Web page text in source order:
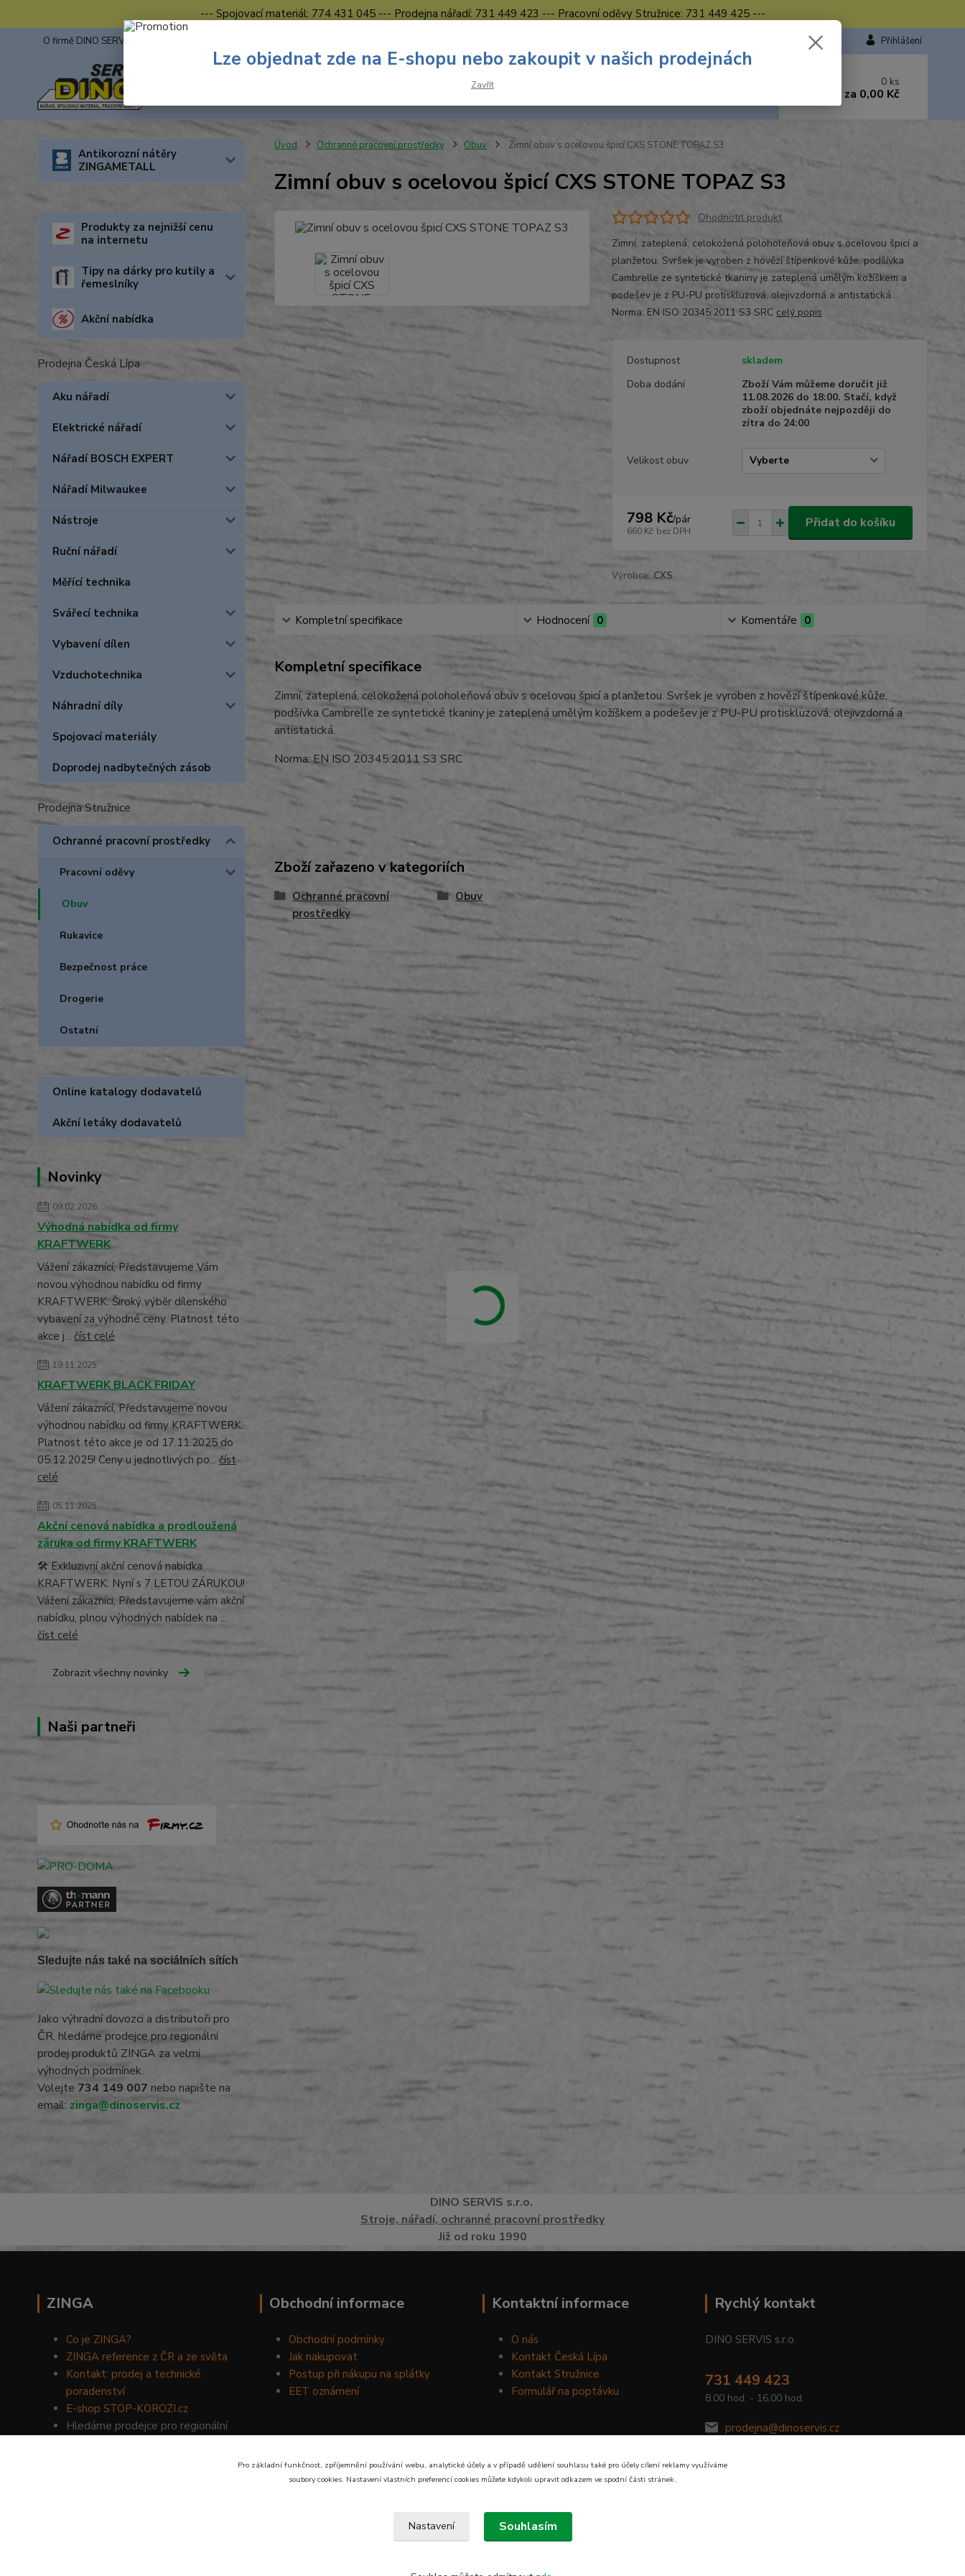
--- Spojovací materiál: 774 431 045 --- Prodejna nářadí: 731 449 423 --- Pracovní oděvy Stružnice: 731 449 425 ---
O firmě DINO SERVIS s.r.o. Přihlášení
Hledat
Nevíte si rady? Zavolejte.
0 ks
za 0,00 Kč
Antikorozní nátěry
ZINGAMETALL
Produkty za nejnižší cenu
na internetu
Tipy na dárky pro kutily a
řemeslníky
Akční nabídka
Prodejna Česká Lípa
Aku nářadí
Elektrické nářadí
Nářadí BOSCH EXPERT
Nářadí Milwaukee
Nástroje
Ruční nářadí
Měřící technika
Svářecí technika
Vybavení dílen
Vzduchotechnika
Náhradní díly
Spojovací materiály
Doprodej nadbytečných zásob
Prodejna Stružnice
Ochranné pracovní prostředky
Pracovní oděvy
Obuv
Rukavice
Bezpečnost práce
Drogerie
Ostatní
Online katalogy dodavatelů
Akční letáky dodavatelů
Novinky
09.02.2026
Výhodná nabídka od firmy
KRAFTWERK
Vážení zákaznící, Představujeme Vám
novou výhodnou nabídku od firmy
KRAFTWERK. Široký výběr dílenského
vybavení za výhodné ceny. Platnost této
akce j... číst celé
19.11.2025
KRAFTWERK BLACK FRIDAY
Vážení zákaznící, Představujeme novou
výhodnou nabídku od firmy KRAFTWERK.
Platnost této akce je od 17.11.2025 do
05.12.2025! Ceny u jednotlivých po... číst
celé
05.11.2025
Akční cenová nabídka a prodloužená
záruka od firmy KRAFTWERK
🛠️ Exkluzivní akční cenová nabídka
KRAFTWERK: Nyní s 7 LETOU ZÁRUKOU!
Vážení zákazníci, Představujeme vám akční
nabídku, plnou výhodných nabídek na ...
číst celé
Zobrazit všechny novinky
Naši partneři
Sledujte nás také na sociálních sítích
Jako výhradní dovozci a distributoři pro
ČR, hledáme prodejce pro regionální
prodej produktů ZINGA za velmi
výhodných podmínek.
Volejte 734 149 007 nebo napište na
email: zinga@dinoservis.cz
Úvod Ochranné pracovní prostředky Obuv Zimní obuv s ocelovou špicí CXS STONE TOPAZ S3
Zimní obuv s ocelovou špicí CXS STONE TOPAZ S3
Ohodnotit produkt
Zimní, zateplená, celokožená poloholeňová obuv s ocelovou špicí a
planžetou. Svršek je vyroben z hovězí štípenkové kůže, podšívka
Cambrelle ze syntetické tkaniny je zateplená umělým kožíškem a
podešev je z PU-PU protiskluzová, olejivzdorná a antistatická.
Norma: EN ISO 20345:2011 S3 SRC celý popis
Dostupnost
skladem
Doba dodání
Zboží Vám můžeme doručit již
11.08.2026 do 18:00. Stačí, když
zboží objednáte nejpozději do
zítra do 24:00
Velikost obuv
798 Kč/pár
660 Kč bez DPH
Přidat do košíku
Výrobce: CXS
Kompletní specifikace Hodnocení 0 Komentáře 0
Kompletní specifikace
Zimní, zateplená, celokožená poloholeňová obuv s ocelovou špicí a planžetou. Svršek je vyroben z hovězí štípenkové kůže,
podšívka Cambrelle ze syntetické tkaniny je zateplená umělým kožíškem a podešev je z PU-PU protiskluzová, olejivzdorná a
antistatická.
Norma: EN ISO 20345:2011 S3 SRC
Zboží zařazeno v kategoriích
Ochranné pracovní
prostředky
Obuv
DINO SERVIS s.r.o.
Stroje, nářadí, ochranné pracovní prostředky
Již od roku 1990
ZINGA
Co je ZINGA?
ZINGA reference z ČR a ze světa
Kontakt: prodej a technické
poradenství
E-shop STOP-KOROZI.cz
Hledáme prodejce pro regionální
Obchodní informace
Obchodní podmínky
Jak nakupovat
Postup při nákupu na splátky
EET oznámení
Kontaktní informace
O nás
Kontakt Česká Lípa
Kontakt Stružnice
Formulář na poptávku
Rychlý kontakt
DINO SERVIS s.r.o.
731 449 423
8.00 hod. - 16.00 hod.
prodejna@dinoservis.cz
Lze objednat zde na E-shopu nebo zakoupit v našich prodejnách
Zavřít
Pro základní funkčnost, zpříjemnění používání webu, analytické účely a v případě udělení souhlasu také pro účely cílení reklamy využíváme
soubory cookies. Nastavení vlastních preferencí cookies můžete kdykoli upravit odkazem ve spodní části stránek.
Nastavení Souhlasím